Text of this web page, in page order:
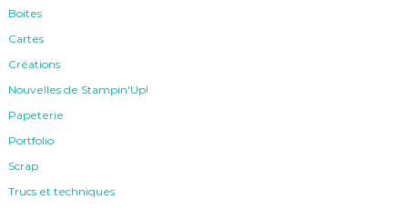
Boites
Cartes
Créations
Nouvelles de Stampin'Up!
Papeterie
Portfolio
Scrap
Trucs et techniques